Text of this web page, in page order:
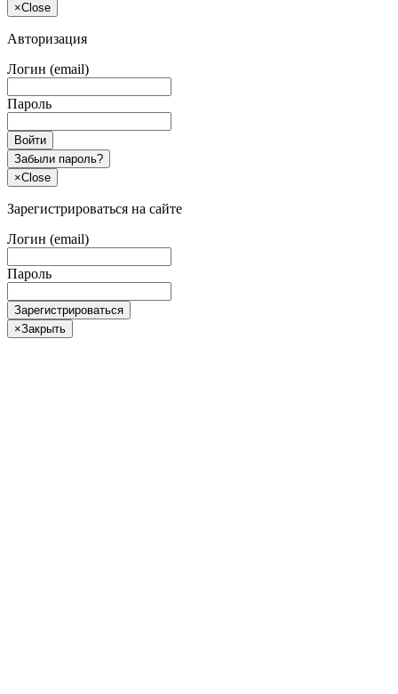
×Close
Авторизация
Логин (email)
Пароль
Войти
Забыли пароль?
×Close
Зарегистрироваться на сайте
Логин (email)
Пароль
Зарегистрироваться
×Закрыть